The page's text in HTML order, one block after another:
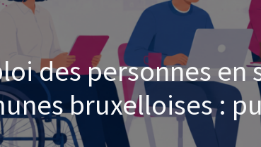
des personnes
bruxelloises :